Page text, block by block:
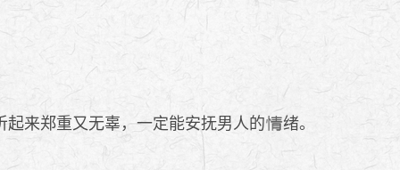
起来郑重又无辜，一定能安抚男人的 绪。